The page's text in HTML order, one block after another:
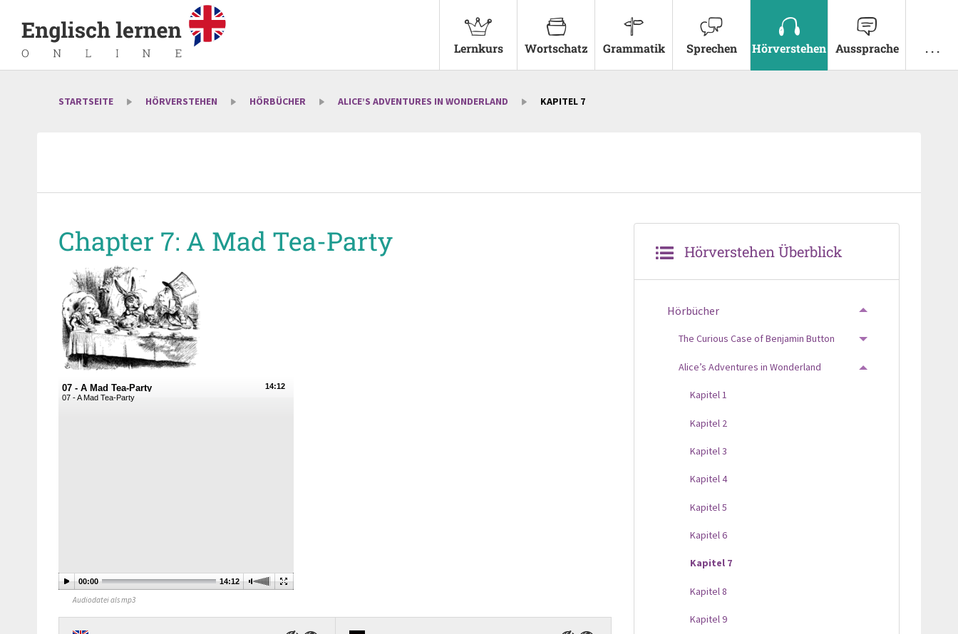
Lernkurs Wortschatz Grammatik Sprechen Hörverstehen Aussprache . . .
STARTSEITE HÖRVERSTEHEN HÖRBÜCHER ALICE’S ADVENTURES IN WONDERLAND KAPITEL 7
Chapter 7: A Mad Tea-Party
14:12
07 - A Mad Tea-Party
07 - A Mad Tea-Party
00:00 14:12
Audiodatei als mp3
Hörverstehen Überblick
Hörbücher
TOGGLE MENU
The Curious Case of Benjamin Button
TOGGLE MENU
Alice’s Adventures in Wonderland
TOGGLE MENU
Kapitel 1
Kapitel 2
Kapitel 3
Kapitel 4
Kapitel 5
Kapitel 6
Kapitel 7
Kapitel 8
Kapitel 9